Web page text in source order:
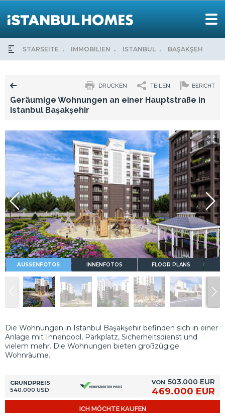
STARSEITE IMMOBILIEN ISTANBUL BAŞAKŞEHIR
BERICHT
TEILEN
DRUCKEN
Geräumige Wohnungen an einer Hauptstraße in
Istanbul Başakşehir
AUSSENFOTOS INNENFOTOS FLOOR PLANS
Die Wohnungen in Istanbul Başakşehir befinden sich in einer
Anlage mit Innenpool, Parkplatz, Sicherheitsdienst und
vielem mehr. Die Wohnungen bieten großzügige
Wohnräume.
GRUNDPREIS
540.000 USD
VON 503.000 EUR
469.000 EUR
ICH MÖCHTE KAUFEN